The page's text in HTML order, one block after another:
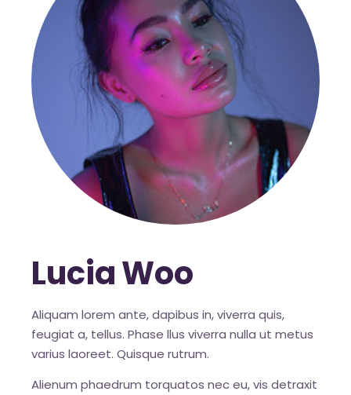
Lucia Woo
Aliquam lorem ante, dapibus in, viverra quis,
feugiat a, tellus. Phase llus viverra nulla ut metus
varius laoreet. Quisque rutrum.
Alienum phaedrum torquatos nec eu, vis detraxit